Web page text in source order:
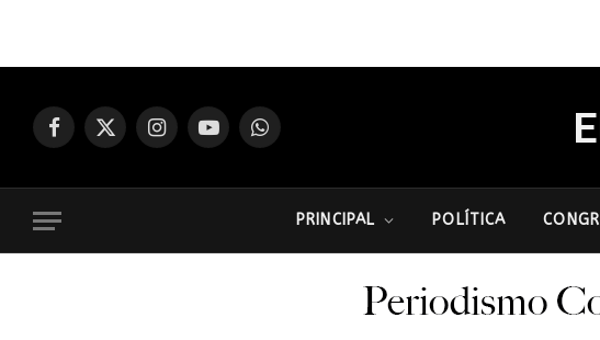
Facebook
X
InstagramYouTubeWhatsApp
PRINCIPAL POLÍTICA